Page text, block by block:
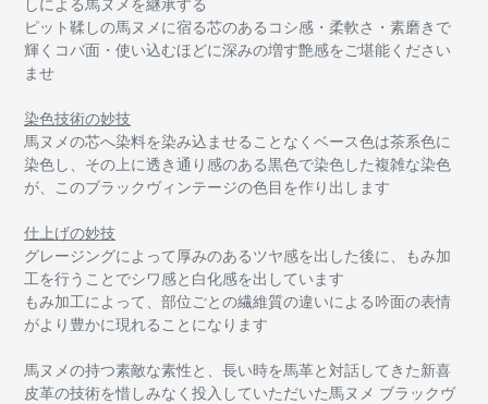
しによる馬ヌメを継承する
ピット鞣しの馬ヌメに宿る芯のあるコシ感・柔軟さ・素磨きで
輝くコバ面・使い込むほどに深みの増す艶感をご堪能ください
ませ
染色技術の妙技
馬ヌメの芯へ染料を染み込ませることなくベース色は茶系色に
染色し、その上に透き通り感のある黒色で染色した複雑な染色
が、このブラックヴィンテージの色目を作り出します
仕上げの妙技
グレージングによって厚みのあるツヤ感を出した後に、もみ加
工を行うことでシワ感と白化感を出しています
もみ加工によって、部位ごとの繊維質の違いによる吟面の表情
がより豊かに現れることになります
馬ヌメの持つ素敵な素性と、長い時を馬革と対話してきた新喜
皮革の技術を惜しみなく投入していただいた馬ヌメ ブラックヴ